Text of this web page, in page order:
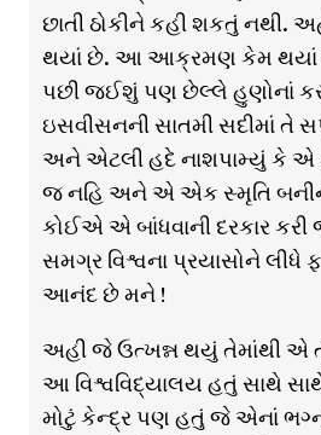
છાતી ઠોકીને કહી શકતું
થયાં છે. આ આક્રમણ કેમ થયાં
પછી જઈશું પણ છેલ્લે હુણોનાં
ઇસવીસનની સાતમી સદીમાં તે
અને એટલી હદે નાશપામ્યું કે એ
જ નહિ અને એ એક સ્મૃતિ બનીને
કોઈએ એ બાંધવાની દરકાર
સમગ્ર વિશ્વના પ્રયાસોને લીધે
આનંદ છે મને !
અહી જે ઉત્ખન્ન થયું તેમાંથી એ
આ વિશ્વવિદ્યાલય હતું સાથે
મોટું કેન્દ્ર પણ હતું જે એનાં